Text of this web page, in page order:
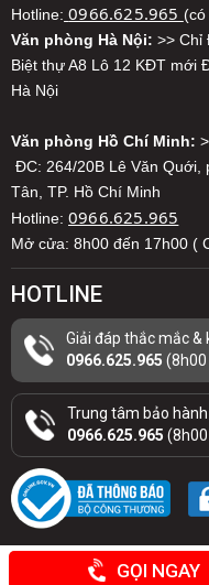
Hotline: 0966.625.965
Văn phòng Hà Nội: >> Chỉ
Biệt thự A8 Lô 12 KĐT mới
Hà Nội
Văn phòng Hồ Chí Minh:
ĐC: 264/20B Lê Văn Quới,
Tân, TP. Hồ Chí Minh
Hotline: 0966.625.965
Mở cửa: 8h00 đến 17h00 (
HOTLINE
Giải đáp thắc mắc &
0966.625.965 (8h00
Trung tâm bảo
0966.625.965
GỌI NGAY